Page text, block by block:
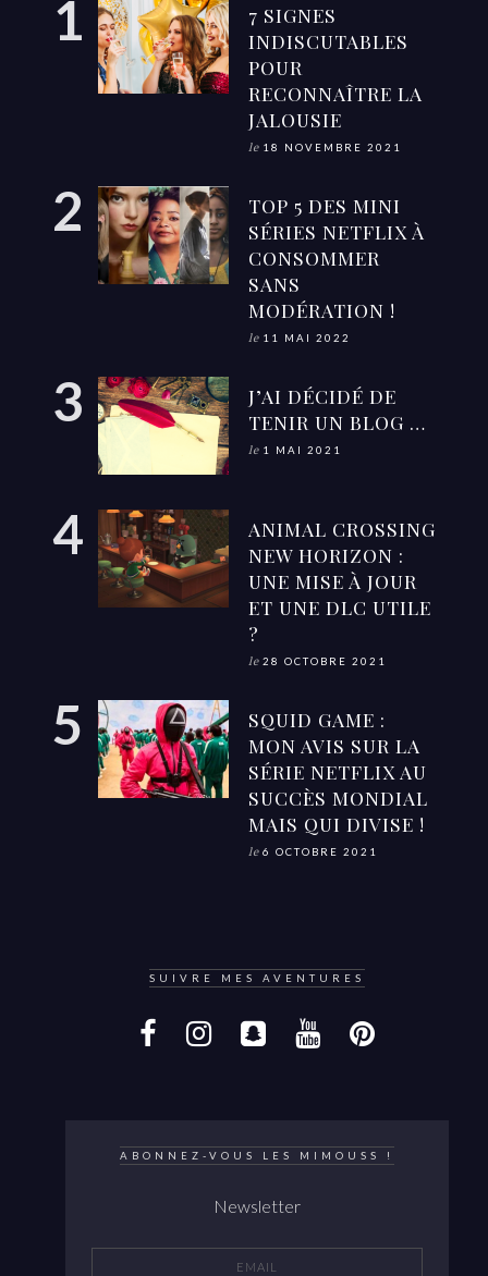
7 SIGNES
INDISCUTABLES
POUR
RECONNAÎTRE LA
JALOUSIE
le 18 NOVEMBRE 2021
TOP 5 DES MINI
SÉRIES NETFLIX À
CONSOMMER
SANS
MODÉRATION !
le 11 MAI 2022
J’AI DÉCIDÉ DE
TENIR UN BLOG …
le 1 MAI 2021
ANIMAL CROSSING
NEW HORIZON :
UNE MISE À JOUR
ET UNE DLC UTILE
?
le 28 OCTOBRE 2021
SQUID GAME :
MON AVIS SUR LA
SÉRIE NETFLIX AU
SUCCÈS MONDIAL
MAIS QUI DIVISE !
le 6 OCTOBRE 2021
SUIVRE MES AVENTURES
ABONNEZ-VOUS LES MIMOUSS !
Newsletter